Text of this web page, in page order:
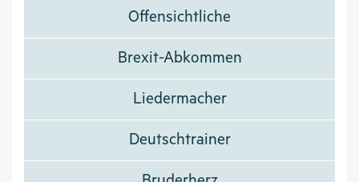
Offensichtliche
Brexit-Abkommen
Liedermacher
Deutschtrainer